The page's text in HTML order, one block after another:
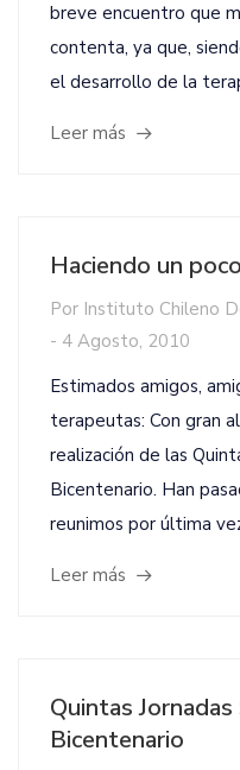
breve encuentro que
contenta, ya que,
el desarrollo de la
Leer más
Haciendo un
Por Instituto Chileno
- 4 Agosto, 2010
Estimados amigos,
terapeutas: Con gran
realización de las
Bicentenario. Han
reunimos por última
Leer más
Quintas
Bicentenario